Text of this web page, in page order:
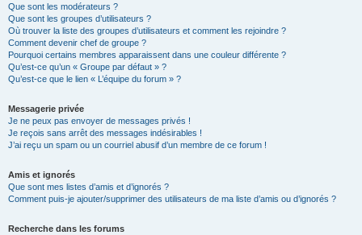
Que sont les modérateurs ?
Que sont les groupes d’utilisateurs ?
Où trouver la liste des groupes d’utilisateurs et comment les rejoindre ?
Comment devenir chef de groupe ?
Pourquoi certains membres apparaissent dans une couleur différente ?
Qu’est-ce qu’un « Groupe par défaut » ?
Qu’est-ce que le lien « L’équipe du forum » ?
Messagerie privée
Je ne peux pas envoyer de messages privés !
Je reçois sans arrêt des messages indésirables !
J’ai reçu un spam ou un courriel abusif d’un membre de ce forum !
Amis et ignorés
Que sont mes listes d’amis et d’ignorés ?
Comment puis-je ajouter/supprimer des utilisateurs de ma liste d’amis ou d’ignorés ?
Recherche dans les forums